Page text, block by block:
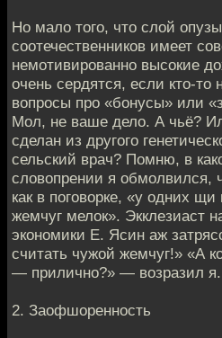
Но мало того, что слой
соотечественников имеет
немотивированно высокие
очень сердятся, если кто-то
вопросы про «бонусы» или
Мол, не ваше дело. А чьё?
сделан из другого
сельский врач? Помню, в
словопрении я обмолвился,
как в поговорке, «у одних
жемчуг мелок». Экклезиаст
экономики Е. Ясин аж
считать чужой жемчуг!» «А
— прилично?» — возразил я.
2. Заофшоренность